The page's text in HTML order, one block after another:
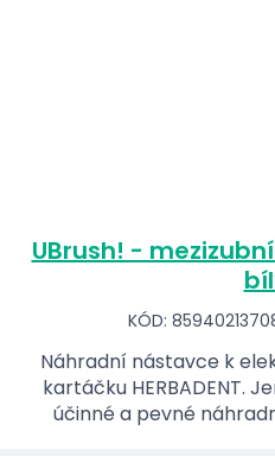
UBrush! -
KÓD:
Náhradní nástavce k
kartáčku HERBADENT.
účinné a pevné